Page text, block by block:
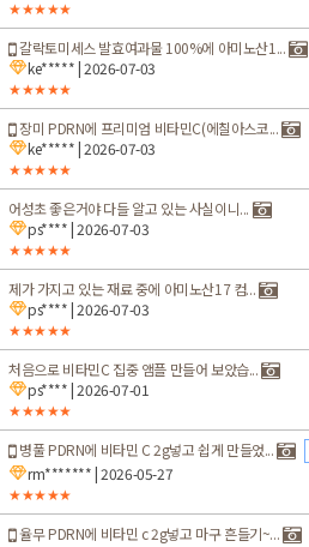
★★★★★
갈락토미세스 발효여과물 100%에 아미노산1...
ke*****| 2026-07-03
★★★★★
장미 PDRN에 프리미엄 비타민C(에칠아스코...
ke*****| 2026-07-03
★★★★★
어성초 좋은거야 다들 알고 있는 사실이니...
ps****| 2026-07-03
★★★★★
제가 가지고 있는 재료 중에 아미노산17 컴...
ps****| 2026-07-03
★★★★★
처음으로 비타민C 집중 앰플 만들어 보았습...
ps****| 2026-07-01
★★★★★
병풀 PDRN에 비타민 C 2g넣고 쉽게 만들었...
rm*******| 2026-05-27
★★★★★
율무 PDRN에 비타민 c 2g넣고 마구 흔들기~...